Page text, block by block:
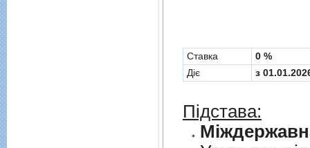
Cтавка
0 %
Діє
з
Підстава: